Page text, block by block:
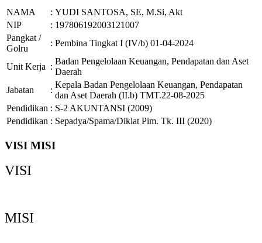
NAMA : YUDI SANTOSA, SE, M.Si, Akt
NIP
: 197806192003121007
Pangkat /
Golru
: Pembina Tingkat I (IV/b) 01-04-2024
Unit Kerja :
Badan Pengelolaan Keuangan, Pendapatan dan Aset
Daerah
Jabatan
:
Kepala Badan Pengelolaan Keuangan, Pendapatan
dan Aset Daerah (II.b) TMT.22-08-2025
Pendidikan : S-2 AKUNTANSI (2009)
Pendidikan : Sepadya/Spama/Diklat Pim. Tk. III (2020)
VISI MISI
VISI
MISI